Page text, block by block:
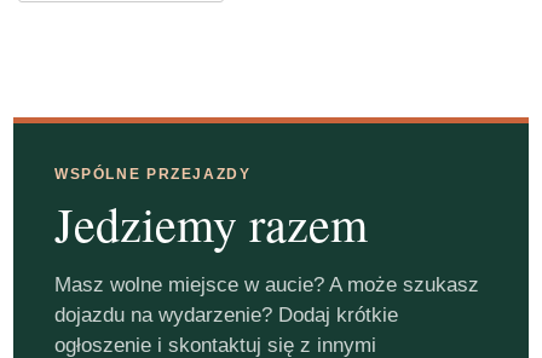
WSPÓLNE PRZEJAZDY
Jedziemy razem
Masz wolne miejsce w aucie? A może szukasz
dojazdu na wydarzenie? Dodaj krótkie
ogłoszenie i skontaktuj się z innymi